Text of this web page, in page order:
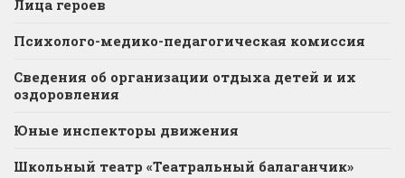
Лица героев
Психолого-медико-педагогическая комиссия
Сведения об организации отдыха детей и их
оздоровления
Юные инспекторы движения
Школьный театр «Театральный балаганчик»